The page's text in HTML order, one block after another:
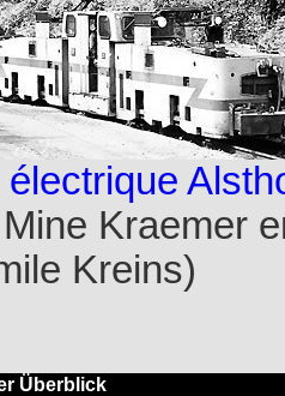
électrique
Kraemer
Kreins)
Überblick